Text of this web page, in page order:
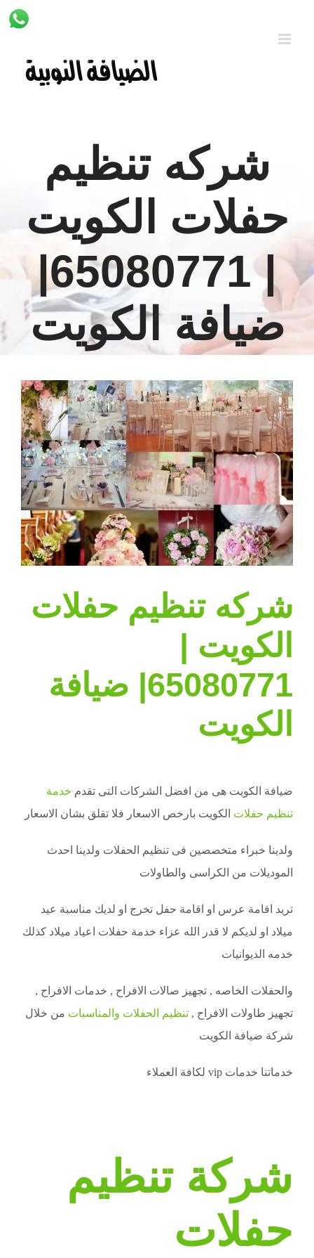
شركه تنظيم
حفلات الكويت
| 65080771|
ضيافة الكويت
مشاهدة
صورة
أكبر
شركه تنظيم حفلات
الكويت |
65080771| ضيافة
الكويت
ضيافة الكويت هى من افضل الشركات التى تقدم خدمة
تنظيم حفلات الكويت بارخص الاسعار فلا تقلق بشان الاسعار
ولدينا خبراء متخصصين فى تنظيم الحفلات ولدينا احدث
الموديلات من الكراسى والطاولات
تريد اقامة عرس او اقامة حفل تخرج او لديك مناسبة عيد
ميلاد او لديكم لا قدر الله عزاء خدمة حفلات اعياد ميلاد كذلك
خدمه الديوانيات
والحفلات الخاصه , تجهيز صالات الافراح , خدمات الافراح ,
تجهيز طاولات الافراح , تنظيم الحفلات والمناسبات من خلال
شركة ضيافة الكويت
خدماتنا خدمات vip لكافة العملاء
شركة تنظيم
حفلات